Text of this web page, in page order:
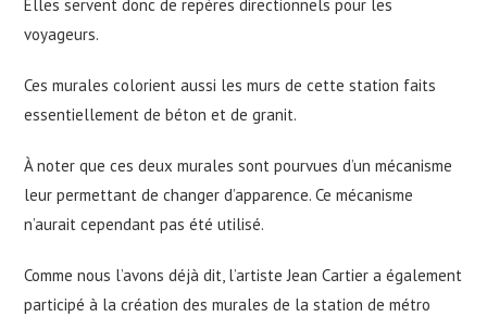
Elles servent donc de repères directionnels pour les
voyageurs.
Ces murales colorient aussi les murs de cette station faits
essentiellement de béton et de granit.
À noter que ces deux murales sont pourvues d’un mécanisme
leur permettant de changer d’apparence. Ce mécanisme
n’aurait cependant pas été utilisé.
Comme nous l’avons déjà dit, l’artiste Jean Cartier a également
participé à la création des murales de la station de métro